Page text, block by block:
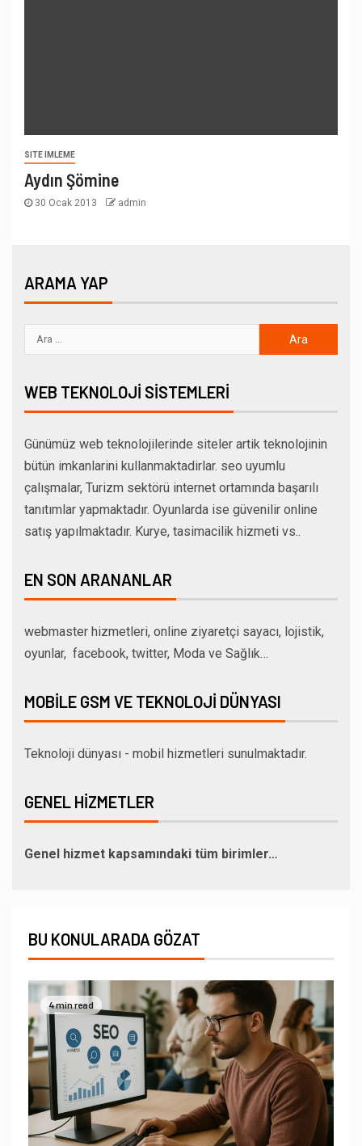
SITE IMLEME
Aydın Şömine
30 Ocak 2013 admin
ARAMA YAP
WEB TEKNOLOJI SISTEMLERI
Günümüz web teknolojilerinde siteler artik teknolojinin
bütün imkanlarini kullanmaktadirlar. seo uyumlu
çalışmalar, Turizm sektörü internet ortamında başarılı
tanıtımlar yapmaktadır. Oyunlarda ise güvenilir online
satış yapılmaktadır. Kurye, tasimacilik hizmeti vs..
EN SON ARANANLAR
webmaster hizmetleri, online ziyaretçi sayacı, lojistik,
oyunlar, facebook, twitter, Moda ve Sağlık…
MOBILE GSM VE TEKNOLOJI DÜNYASI
Teknoloji dünyası - mobil hizmetleri sunulmaktadır.
GENEL HIZMETLER
Genel hizmet kapsamındaki tüm birimler…
BU KONULARADA GÖZAT
4 min read